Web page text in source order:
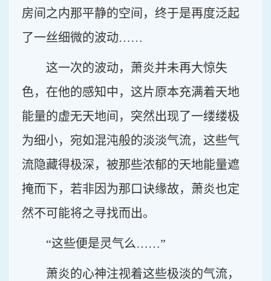
房间之内那平静的空间，终于是再度泛起
了一丝细微的波动……
这一次的波动，萧炎并未再大惊失
色，在他的感知中，这片原本充满着天地
能量的虚无天地间，突然出现了一缕缕极
为细小，宛如混沌般的淡淡气流，这些气
流隐藏得极深，被那些浓郁的天地能量遮
掩而下，若非因为那口诀缘故，萧炎也定
然不可能将之寻找而出。
“这些便是灵气么……”
萧炎的心神注视着这些极淡的气流，